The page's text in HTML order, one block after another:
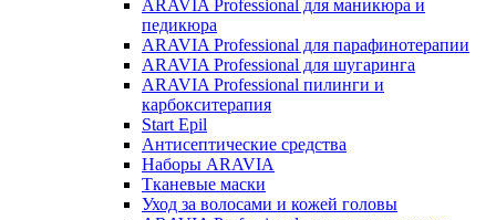
ARAVIA Professional для маникюра и
педикюра
ARAVIA Professional для парафинотерапии
ARAVIA Professional для шугаринга
ARAVIA Professional пилинги и
карбокситерапия
Start Epil
Антисептические средства
Наборы ARAVIA
Тканевые маски
Уход за волосами и кожей головы